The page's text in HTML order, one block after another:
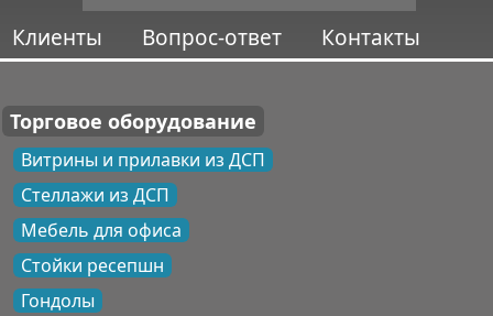
Клиенты Вопрос-ответ Контакты
Торговое оборудование
Витрины и прилавки из ДСП
Стеллажи из ДСП
Мебель для офиса
Стойки ресепшн
Гондолы